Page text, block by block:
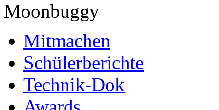
Moonbuggy
Mitmachen
Schülerberichte
Technik-Dok